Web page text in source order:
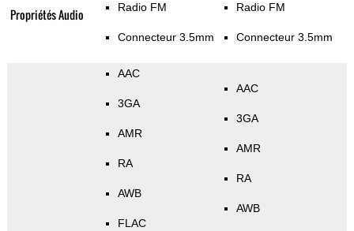
Propriétés Audio Radio FM
Connecteur 3.5mm
Radio FM
Connecteur 3.5mm
AAC
3GA
AMR
RA
AWB
FLAC
AAC
3GA
AMR
RA
AWB